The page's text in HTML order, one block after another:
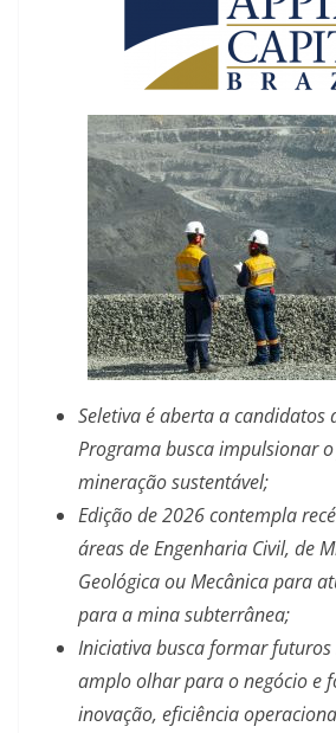
Seletiva é aberta a candidatos
Programa busca impulsionar
mineração sustentável;
Edição de 2026 contempla
áreas de Engenharia Civil, de
Geológica ou Mecânica para
para a mina subterrânea;
Iniciativa busca formar
amplo olhar para o negócio e
inovação, eficiência